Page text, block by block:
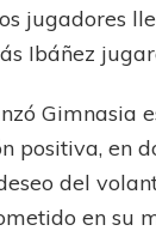
jugadores
Ibáñez
Gimnasia
positiva, en
del
en su